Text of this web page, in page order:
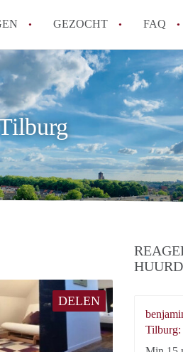
GEZOCHT FAQ
How to translate KamersTilburg!
Wat is KamersTilburg?
Hoeveel kost het om te reageren op een
Wat is de privacyverklaring van
Berekent KamersTilburg
Alle veelgestelde vragen
DELEN
Tilburg: